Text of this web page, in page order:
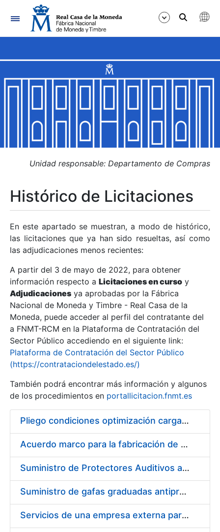
Navegación
Mostrar/Ocultar
Mostrar/Ocultar
Mostrar/Ocultar
Mostrar/Ocultar
Mostrar/Ocultar
Mostrar/Ocultar
Unidad responsable: Departamento de Compras
Histórico de Licitaciones
En este apartado se muestran, a modo de histórico,
las licitaciones que ya han sido resueltas, así como
las adjudicaciones menos recientes:
A partir del 3 de mayo de 2022, para obtener
información respecto a Licitaciones en curso y
Adjudicaciones ya aprobadas por la Fábrica
Nacional de Moneda y Timbre - Real Casa de la
Moneda, puede acceder al perfil del contratante del
a FNMT-RCM en la Plataforma de Contratación del
Sector Público accediendo en el siguiente link:
Plataforma de Contratación del Sector Público
(https://contrataciondelestado.es/)
También podrá encontrar más información y algunos
de los procedimientos en portallicitacion.fnmt.es
Pliego condiciones optimización cargas compras firmado
Acuerdo marco para la fabricación de piezas
Suministro de Protectores Auditivos a medida para las personas trabajadoras de los Centros de Trabajo de Madrid y Burgos
Suministro de gafas graduadas antiproyecciones para los trabajadores de la FNMT-RCM en los centros de trabajo de Madrid y Burgos
Servicios de una empresa externa para el asesoramiento y resolución de los recursos de alzada que se presentan relacionados con procesos de selección para la FNMT-RCM